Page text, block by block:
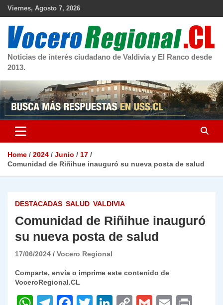
Skip
Viernes, Agosto 7, 2026
Noticias de interés ciudadano de Valdivia y El Ranco desde
2013.
Home 2024 Junio
17
Comunidad de Riñihue inauguró su nueva posta de salud
DESTACADAS SALUD VALDIVIA
Comunidad de Riñihue inauguró
su nueva posta de salud
17/06/2024 Vocero Regional
Comparte, envía o imprime este contenido de
VoceroRegional.CL